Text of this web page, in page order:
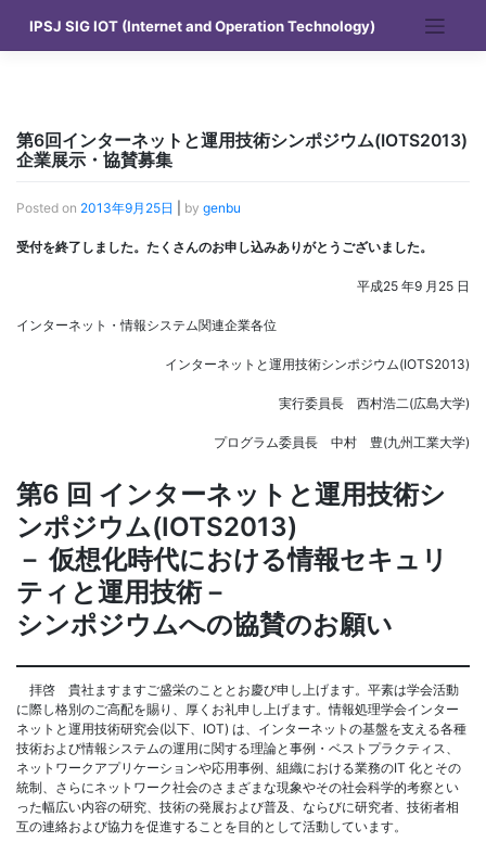
content
IPSJ SIG IOT (Internet and Operation Technology)
第6回インターネットと運用技術シンポジウム(IOTS2013)
企業展示・協賛募集
Posted on 2013年9月25日 by genbu
受付を終了しました。たくさんのお申し込みありがとうございました。
平成25 年9 月25 日
インターネット・情報システム関連企業各位
インターネットと運用技術シンポジウム(IOTS2013)
実行委員長 西村浩二(広島大学)
プログラム委員長 中村 豊(九州工業大学)
第6 回 インターネットと運用技術シ
ンポジウム(IOTS2013)
－ 仮想化時代における情報セキュリ
ティと運用技術－
シンポジウムへの協賛のお願い
拝啓 貴社ますますご盛栄のこととお慶び申し上げます。平素は学会活動
に際し格別のご高配を賜り、厚くお礼申し上げます。情報処理学会インター
ネットと運用技術研究会(以下、IOT) は、インターネットの基盤を支える各種
技術および情報システムの運用に関する理論と事例・ベストプラクティス、
ネットワークアプリケーションや応用事例、組織における業務のIT 化とその
統制、さらにネットワーク社会のさまざまな現象やその社会科学的考察とい
った幅広い内容の研究、技術の発展および普及、ならびに研究者、技術者相
互の連絡および協力を促進することを目的として活動しています。